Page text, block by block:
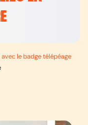
le badge télépéage